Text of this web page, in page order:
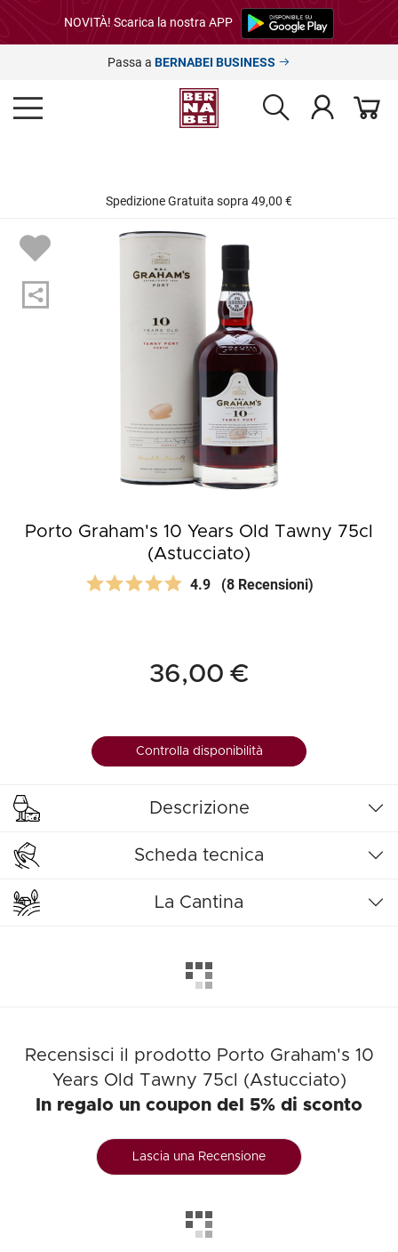
NOVITÀ! Scarica la nostra APP
Passa a BERNABEI BUSINESS
Spedizione Gratuita sopra 49,00 €
Porto Graham's 10 Years Old Tawny 75cl
(Astucciato)
4.9 (8 Recensioni)
36,00 €
Controlla disponibilità
Descrizione
Scheda tecnica
La Cantina
Recensisci il prodotto Porto Graham's 10
Years Old Tawny 75cl (Astucciato)
In regalo un coupon del 5% di sconto
Lascia una Recensione